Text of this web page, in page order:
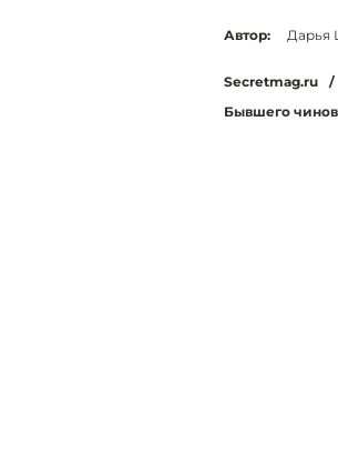
Автор: Дарья
Secretmag.ru /
Бывшего